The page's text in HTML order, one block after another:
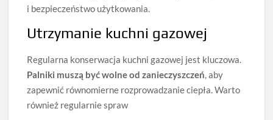
i bezpieczeństwo użytkowania.
Utrzymanie kuchni gazowej
Regularna konserwacja kuchni gazowej jest kluczowa.
Palniki muszą być wolne od zanieczyszczeń, aby
zapewnić równomierne rozprowadzanie ciepła. Warto
również regularnie spraw